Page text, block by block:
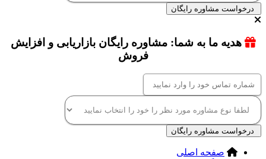
درخواست مشاوره رایگان
هدیه ما به شما: مشاوره رایگان بازاریابی و افزایش
فروش
درخواست مشاوره رایگان
صفحه اصلی